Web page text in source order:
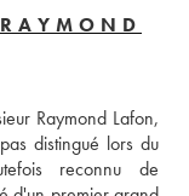
Raymond Lafon,
distingué lors du
reconnu de